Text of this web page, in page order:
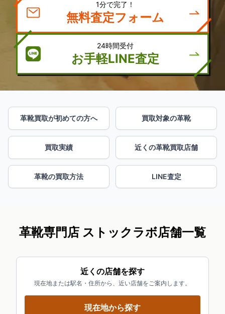
1分で完了！
無料査定フォーム
24時間受付
お手軽LINE査定
革靴買取が初めての方へ 買取対象の革靴
買取実績 近くの革靴買取店舗
革靴の買取方法 LINE査定
革靴専門店 ストックラボ店舗一覧
近くの店舗を探す
現在地または駅名・住所から、近い店舗をご案内します。
現在地から探す